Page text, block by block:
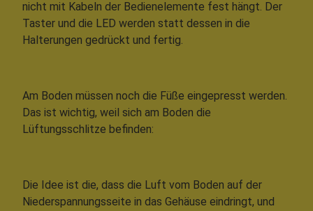
nicht mit Kabeln der Bedienelemente fest hängt. Der
Taster und die LED werden statt dessen in die
Halterungen gedrückt und fertig.
Am Boden müssen noch die Füße eingepresst werden.
Das ist wichtig, weil sich am Boden die
Lüftungsschlitze befinden:
Die Idee ist die, dass die Luft vom Boden auf der
Niederspannungsseite in das Gehäuse eindringt, und